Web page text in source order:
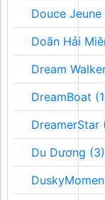
Douce Jeune
Doãn Hải
Dream
DreamBoat
DreamerStar
Du Dương (3)